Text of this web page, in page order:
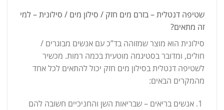
שטיפה דנטלית – בזרם מים חזק / סילון מים / סילונית – למי
זה מתאים?
סילונית הוא מוצר שמזוהה בד”כ עם אנשים מבוגרים /
חולים, ומדובר בסטיגמה מוטעית בכמה רמות. מכשיר
לשטיפה דנטלית בסילון מים חזק יכול להתאים לכל אחד
מהמקרים הבאים:
אנשים בריאים – שבריאות השן והחניכיים חשובה להם